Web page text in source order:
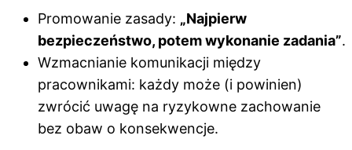
Promowanie zasady: „Najpierw
bezpieczeństwo, potem wykonanie zadania”.
Wzmacnianie komunikacji między
pracownikami: każdy może (i powinien)
zwrócić uwagę na ryzykowne zachowanie
bez obaw o konsekwencje.